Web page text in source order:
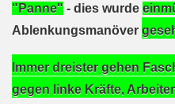
"Panne" - dies wurde
Ablenkungsmanöver
Immer dreister gehen
gegen linke Kräfte,
dem Heinrich-König-Platz
am 13.03.2023
solidarisch mit